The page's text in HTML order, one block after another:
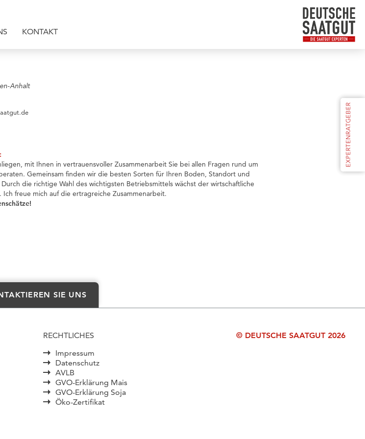
KONTAKT
Anhalt
mit Ihnen in vertrauensvoller Zusammenarbeit Sie bei allen Fragen rund um
Gemeinsam finden wir die besten Sorten für Ihren Boden, Standort und
die richtige Wahl des wichtigsten Betriebsmittels wächst der wirtschaftliche
Ich freue mich auf die ertragreiche Zusammenarbeit.
SIE UNS
RECHTLICHES
Impressum
Datenschutz
AVLB
GVO-Erklärung Mais
GVO-Erklärung Soja
Öko-Zertifikat
© DEUTSCHE SAATGUT 2026